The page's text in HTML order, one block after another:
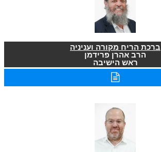
ברכת הריח מקורה ועניניה
הרב אהרן פרידמן
ראש הישיבה